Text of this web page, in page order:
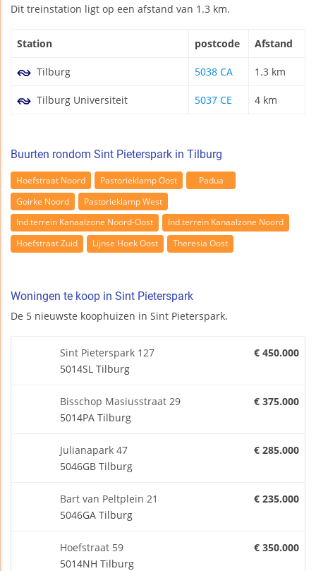
Dit treinstation ligt op een afstand van 1.3 km.
Station postcode Afstand
Tilburg 5038 CA 1.3 km
Tilburg Universiteit 5037 CE 4 km
Buurten rondom Sint Pieterspark in Tilburg
Hoefstraat Noord Pastorieklamp Oost
Padua
Goirke Noord
Pastorieklamp West
Ind.terrein Kanaalzone Noord-Oost
Ind.terrein Kanaalzone Noord
Hoefstraat Zuid
Lijnse Hoek Oost Theresia Oost
Woningen te koop in Sint Pieterspark
De 5 nieuwste koophuizen in Sint Pieterspark.
Sint Pieterspark 127
5014SL Tilburg
€ 450.000
Bisschop Masiusstraat 29
5014PA Tilburg
€ 375.000
Julianapark 47
5046GB Tilburg
€ 285.000
Bart van Peltplein 21
5046GA Tilburg
€ 235.000
Hoefstraat 59
5014NH Tilburg
€ 350.000